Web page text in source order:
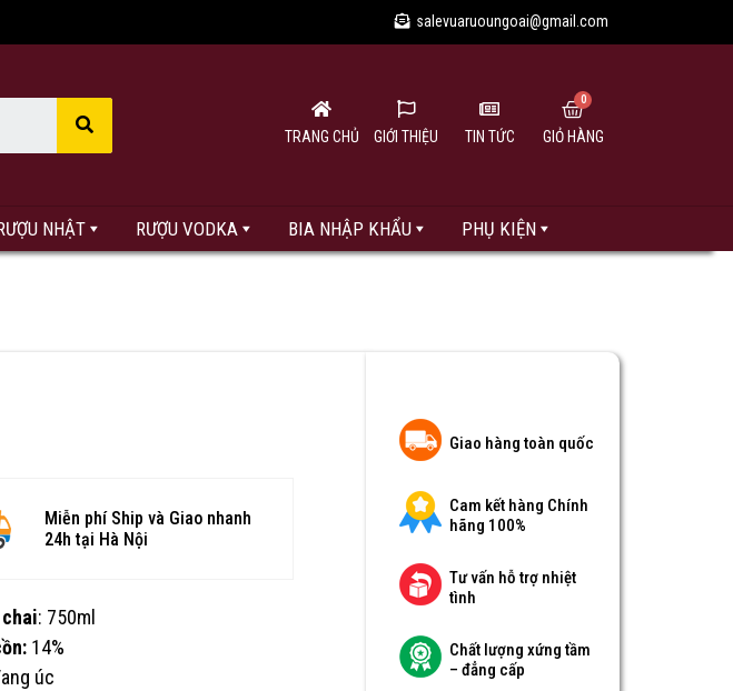
salevuaruoungoai@gmail.com
TRANG CHỦ GIỚI THIỆU TIN TỨC GIỎ HÀNG
NHẬT RƯỢU VODKA BIA NHẬP KHẨU PHỤ KIỆN
Miễn phí Ship và Giao nhanh
24h tại Hà Nội
: 750ml
14%
úc
Giao hàng toàn quốc
Cam kết hàng Chính
hãng 100%
Tư vấn hỗ trợ nhiệt
tình
Chất lượng xứng tầm
– đẳng cấp